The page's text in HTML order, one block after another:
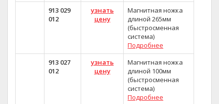
913 029
012
узнать
цену
Магнитная ножка
длиной 265мм
(быстросменная
система)
Подробнее
913 027
012
узнать
цену
Магнитная ножка
длиной 100мм
(быстросменная
система)
Подробнее